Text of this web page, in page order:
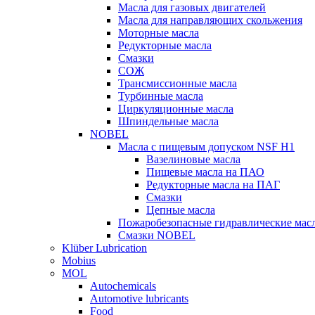
Масла для газовых двигателей
Масла для направляющих скольжения
Моторные масла
Редукторные масла
Смазки
СОЖ
Трансмиссионные масла
Турбинные масла
Циркуляционные масла
Шпиндельные масла
NOBEL
Масла с пищевым допуском NSF H1
Вазелиновые масла
Пищевые масла на ПАО
Редукторные масла на ПАГ
Смазки
Цепные масла
Пожаробезопасные гидравлические
Смазки NOBEL
Klüber Lubrication
Mobius
MOL
Autochemicals
Automotive lubricants
Food